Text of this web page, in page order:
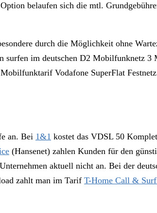
belaufen sich die mtl.
durch die Möglichkeit ohne
surfen im deutschen D2 Mobilfunknetz 3
Vodafone SuperFlat
an. Bei 1&1 kostet das VDSL 50
(Hansenet) zahlen Kunden für den
aktuell nicht an. Bei der
zahlt man im Tarif T-Home Call &